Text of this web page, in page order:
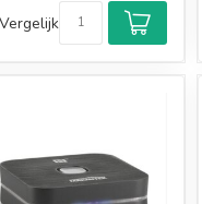
Vergelijk